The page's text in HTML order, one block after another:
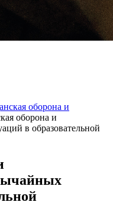
оборона и
оборона и
в образовательной